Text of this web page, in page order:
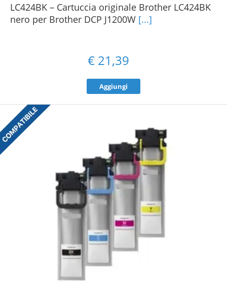
LC424BK – Cartuccia originale Brother LC424BK
nero per Brother DCP J1200W [...]
€ 21,39
Aggiungi